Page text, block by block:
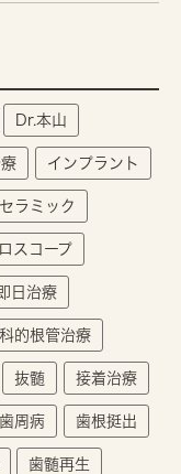
Dr.本山
インプラント
セラミック
スコープ
日治療
的根管治療
抜髄 接着治療
歯周病 歯根挺出
歯髄再生